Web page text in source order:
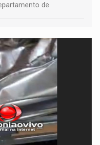
de